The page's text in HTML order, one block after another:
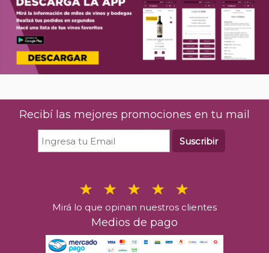
Recibí las mejores promociones en tu mail
Suscribir
Mirá lo que opinan nuestros clientes
Medios de pago